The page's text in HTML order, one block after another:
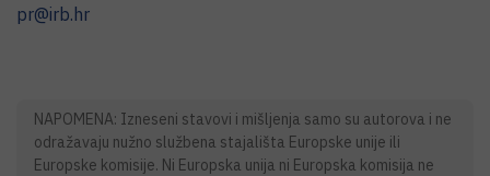
pr@irb.hr
NAPOMENA: Izneseni stavovi i mišljenja samo su autorova i ne
odražavaju nužno službena stajališta Europske unije ili
Europske komisije. Ni Europska unija ni Europska komisija ne